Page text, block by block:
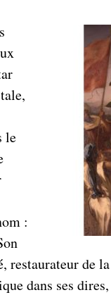
le
:
de
dans ses